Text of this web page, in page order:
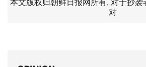
本文版权归朝鲜日报网所有, 对于抄袭
对